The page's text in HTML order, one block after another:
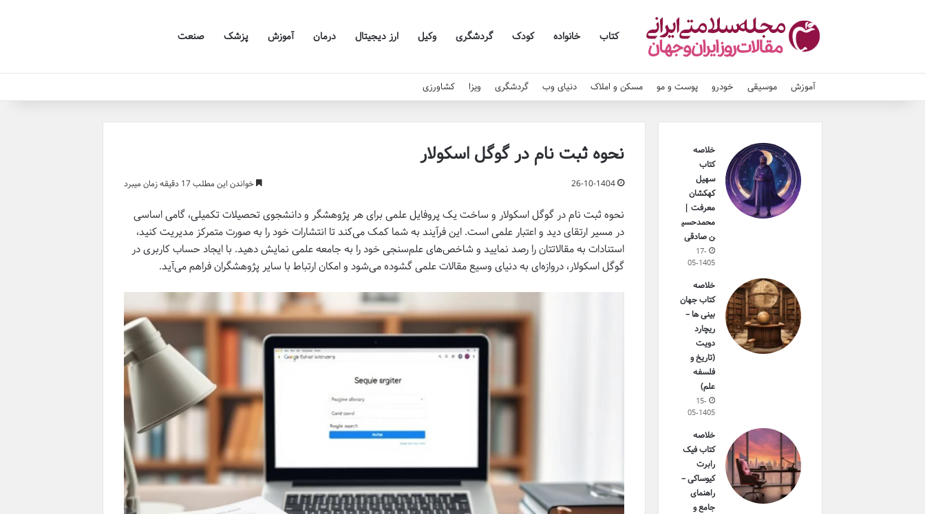
کتاب خانواده کودک گردشگری وکیل ارز دیجیتال درمان آموزش پزشک صنعت
آموزش موسیقی خودرو پوست و مو مسکن و املاک دنیای وب گردشگری ویزا کشاورزی
نحوه ثبت نام در گوگل اسکولار
26-10-1404 خواندن این مطلب 17 دقیقه زمان میبرد
نحوه ثبت نام در گوگل اسکولار و ساخت یک پروفایل علمی برای هر پژوهشگر و دانشجوی تحصیلات تکمیلی، گامی اساسی
در مسیر ارتقای دید و اعتبار علمی است. این فرآیند به شما کمک می‌کند تا انتشارات خود را به صورت متمرکز مدیریت کنید،
استنادات به مقالاتتان را رصد نمایید و شاخص‌های علم‌سنجی خود را به جامعه علمی نمایش دهید. با ایجاد حساب کاربری در
گوگل اسکولار، دروازه‌ای به دنیای وسیع مقالات علمی گشوده می‌شود و امکان ارتباط با سایر پژوهشگران فراهم می‌آید.
خلاصه
کتاب
سهیل
کهکشان
معرفت |
محمدحسی
ن صادقی
17-
05-1405
خلاصه
کتاب جهان
بینی ها –
ریچارد
دویت
(تاریخ و
فلسفه
علم)
15-
05-1405
خلاصه
کتاب فیک
رابرت
کیوساکی –
راهنمای
جامع و